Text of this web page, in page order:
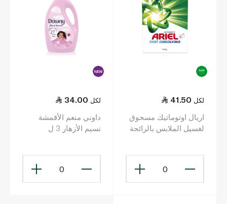
41.50 لكل
اريال اوتوماتيك مسحوق
لغسيل الملابس بالرائحة
0
34.00 لكل
داوني منعم الأقمشة
نسيم الأزهار 3 ل
0